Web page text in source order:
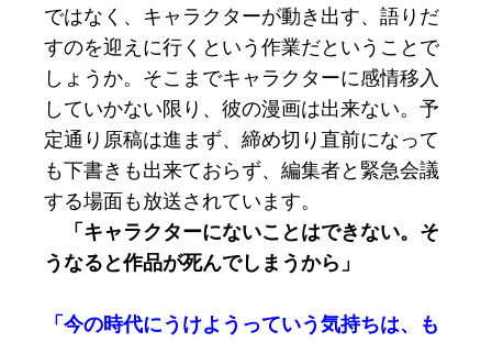
ではなく、キャラクターが動き出す、語りだ
すのを迎えに行くという作業だということで
しょうか。そこまでキャラクターに感情移入
していかない限り、彼の漫画は出来ない。予
定通り原稿は進まず、締め切り直前になって
も下書きも出来ておらず、編集者と緊急会議
する場面も放送されています。
「キャラクターにないことはできない。そ
うなると作品が死んでしまうから」
「今の時代にうけようっていう気持ちは、も